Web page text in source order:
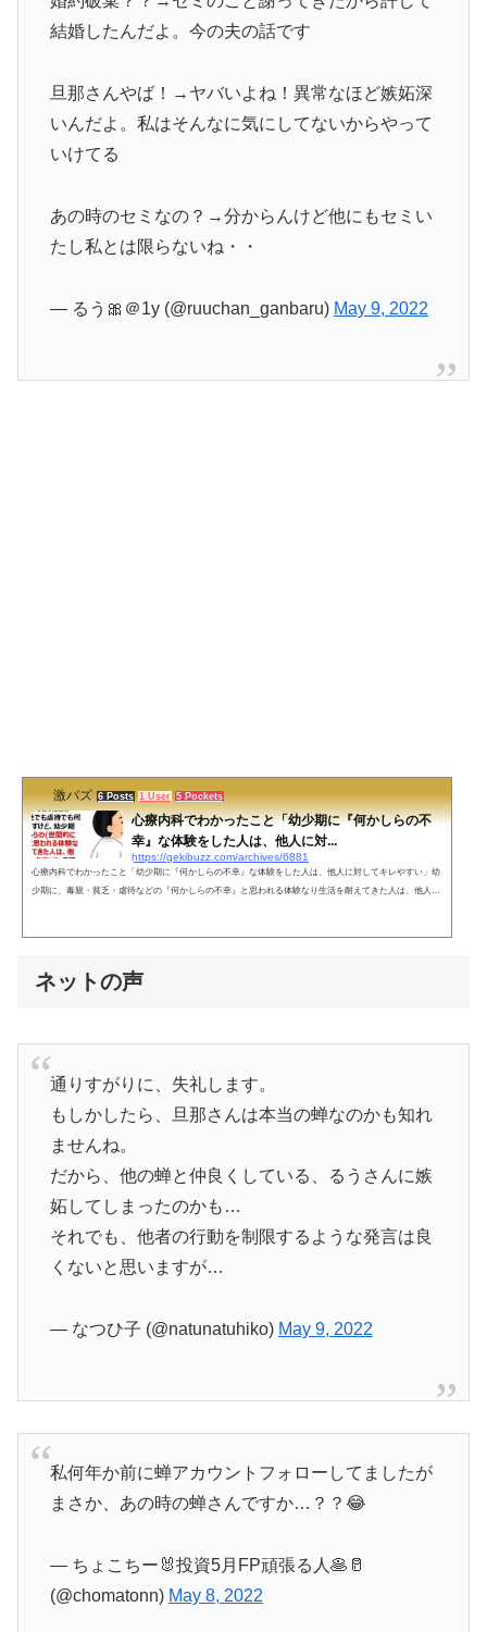
結婚したんだよ。今の夫の話です
旦那さんやば！→ヤバいよね！異常なほど嫉妬深
いんだよ。私はそんなに気にしてないからやって
いけてる
あの時のセミなの？→分からんけど他にもセミい
たし私とは限らないね・・
— るう🎀＠1y (@ruuchan_ganbaru) May 9, 2022
激バズ 6 Posts 1 User 5 Pockets
心療内科でわかったこと「幼少期に『何かしらの不
幸』な体験をした人は、他人に対...
https://gekibuzz.com/archives/6881
心療内科でわかったこと「幼少期に『何かしらの不幸』な体験をした人は、他人に対してキレやすい」幼
少期に、毒親・貧乏・虐待などの『何かしらの不幸』と思われる体験なり生活を耐えてきた人は、他人に
ネットの声
通りすがりに、失礼します。
もしかしたら、旦那さんは本当の蝉なのかも知れ
ませんね。
だから、他の蝉と仲良くしている、るうさんに嫉
妬してしまったのかも…
それでも、他者の行動を制限するような発言は良
くないと思いますが…
— なつひ子 (@natunatuhiko) May 9, 2022
私何年か前に蝉アカウントフォローしてましたが
まさか、あの時の蝉さんですか…？？😂
— ちょこちー🐰投資5月FP頑張る人🥞🥛
(@chomatonn) May 8, 2022